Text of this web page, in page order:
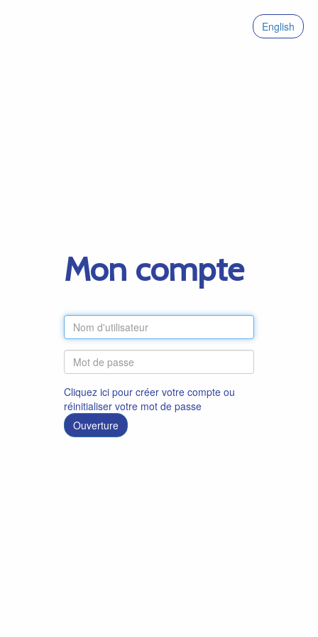
English
Mon compte
Cliquez ici pour créer votre compte ou
réinitialiser votre mot de passe